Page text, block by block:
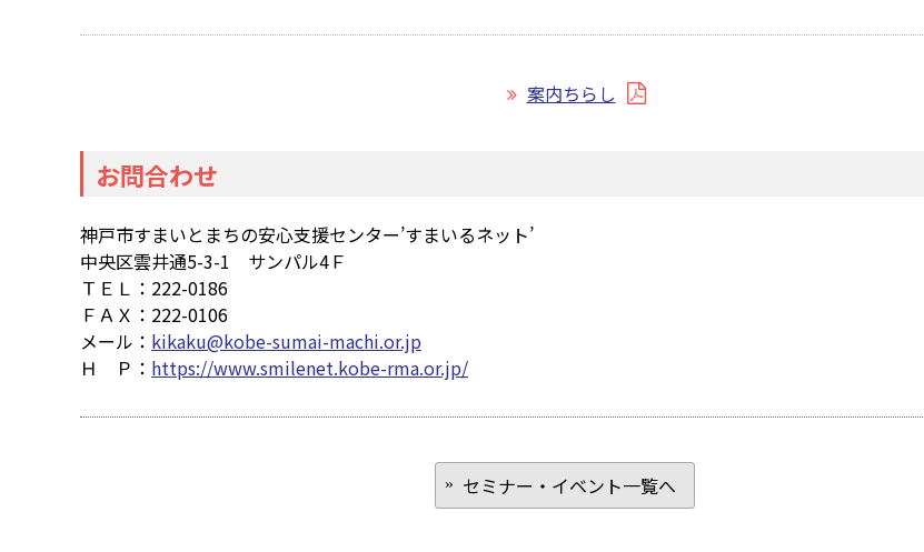
案内ちらし
お問合わせ
神戸市すまいとまちの安心支援センター’すまいるネット’
中央区雲井通5-3-1 サンパル4Ｆ
ＴＥＬ：222-0186
ＦＡＸ：222-0106
メール： kikaku@kobe-sumai-machi.or.jp
Ｈ Ｐ： https://www.smilenet.kobe-rma.or.jp/
セミナー・イベント一覧へ